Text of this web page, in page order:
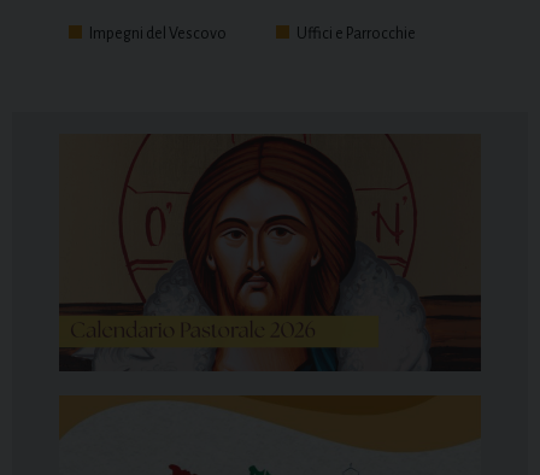
Impegni del Vescovo Uffici e Parrocchie